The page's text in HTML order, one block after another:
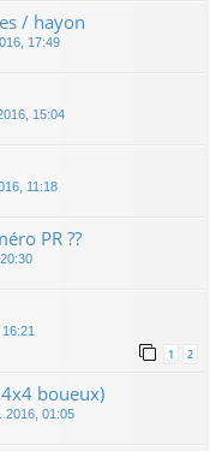
/ hayon
17:49
15:04
11:18
PR ??
1 2
4x4 boueux)
2016, 01:05